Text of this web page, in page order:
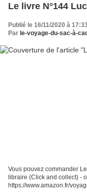
Le livre N°144
Publié le 16/11/2020 à
Par le-voyage-du-sac-à-
Vous pouvez commander
libraire (Click and collect) -
https://www.amazon.fr/